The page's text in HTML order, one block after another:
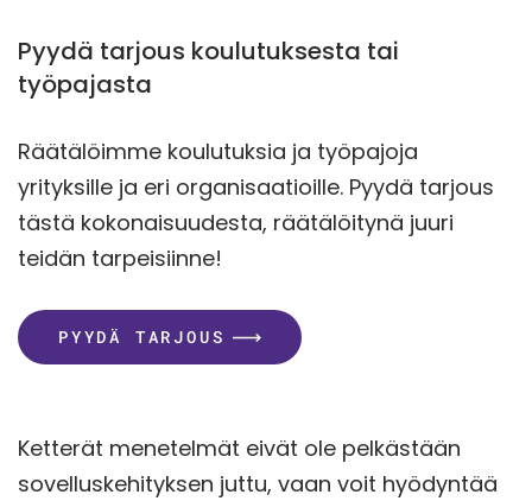
Pyydä tarjous koulutuksesta tai
työpajasta
Räätälöimme koulutuksia ja työpajoja
yrityksille ja eri organisaatioille. Pyydä tarjous
tästä kokonaisuudesta, räätälöitynä juuri
teidän tarpeisiinne!
PYYDÄ TARJOUS
Ketterät menetelmät eivät ole pelkästään
sovelluskehityksen juttu, vaan voit hyödyntää